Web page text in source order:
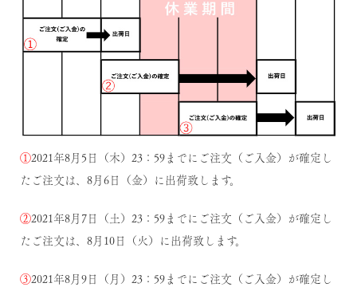
①2021年8月5日（木）23：59までにご注文（ご入金）が確定し
たご注文は、8月6日（金）に出荷致します。
②2021年8月7日（土）23：59までにご注文（ご入金）が確定し
たご注文は、8月10日（火）に出荷致します。
③2021年8月9日（月）23：59までにご注文（ご入金）が確定し